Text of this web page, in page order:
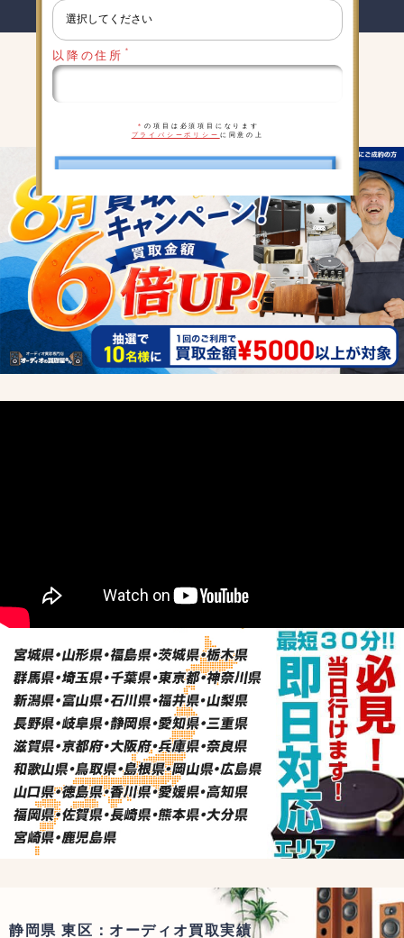
以降の住所 ＊
＊の項目は必須項目になります
プライバシーポリシー に同意の上
キャンペーン実施中
静岡県 東区：オーディオ買取実績